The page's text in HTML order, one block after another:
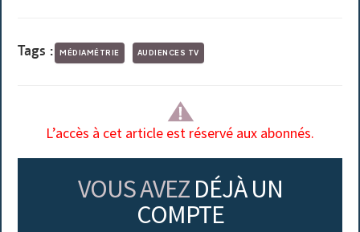
Tags : MÉDIAMÉTRIE AUDIENCES TV
L’accès à cet article est réservé aux abonnés.
VOUS AVEZ DÉJÀ UN
COMPTE